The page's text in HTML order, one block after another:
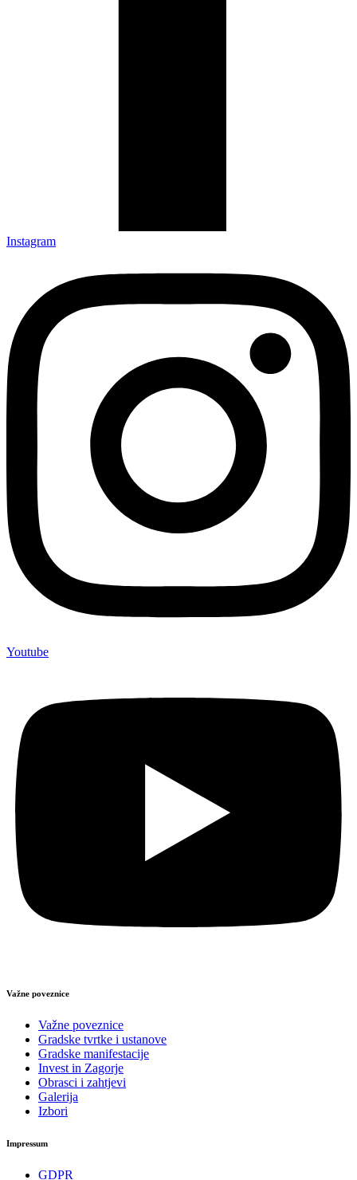
Instagram
Youtube
Važne poveznice
Važne poveznice
Gradske tvrtke i ustanove
Gradske manifestacije
Invest in Zagorje
Obrasci i zahtjevi
Galerija
Izbori
Impressum
GDPR